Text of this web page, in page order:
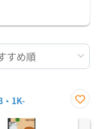
・1K-
に入